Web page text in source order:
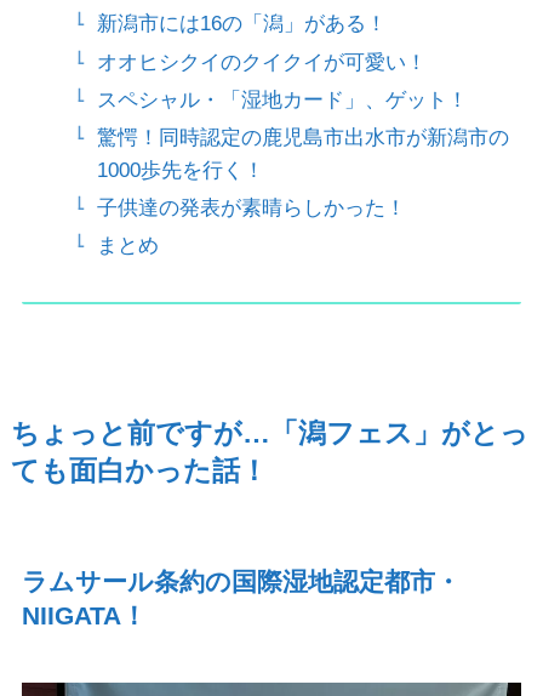
新潟市には16の「潟」がある！
オオヒシクイのクイクイが可愛い！
スペシャル・「湿地カード」、ゲット！
驚愕！同時認定の鹿児島市出水市が新潟市の
1000歩先を行く！
子供達の発表が素晴らしかった！
まとめ
ちょっと前ですが…「潟フェス」がとっ
ても面白かった話！
ラムサール条約の国際湿地認定都市・
NIIGATA ！